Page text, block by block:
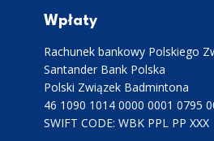
Wpłaty
Rachunek bankowy Polskiego
Santander Bank Polska
Polski Związek Badmintona
46 1090 1014 0000 0001 0795
SWIFT CODE: WBK PPL PP XXX